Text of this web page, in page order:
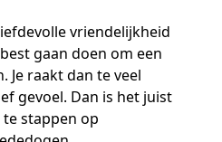
vriendelijkheid
gaan doen om een
Je raakt dan te veel
gevoel. Dan is het juist
stappen op